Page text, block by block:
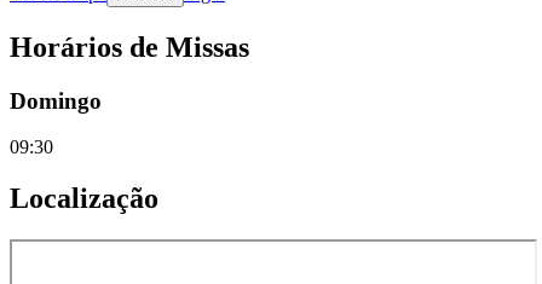
Horários de Missas
Domingo
09:30
Localização